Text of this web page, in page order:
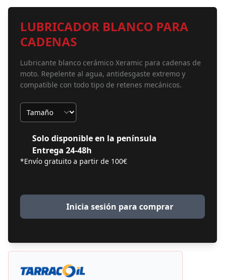
LUBRICADOR BLANCO PARA
CADENAS
Lubricante blanco cerámico Xeramic para cadenas de
moto. Repelente al agua, antidesgaste extremo y
compatible con todo tipo de retenes mecánicos.
Tamaño
Solo disponible en la península
Entrega 24-48h
*Envío gratuito a partir de 100€
Inicia sesión para comprar